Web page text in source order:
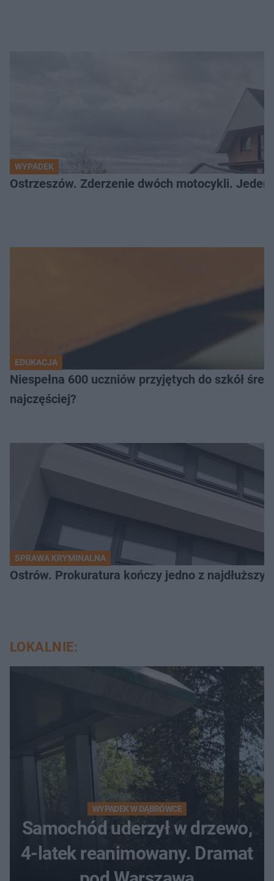
WYPADEK
Ostrzeszów. Zderzenie dwóch motocykli.
EDUKACJA
Niespełna 600 uczniów przyjętych do szkół
najczęściej?
SPRAWA KRYMINALNA
Ostrów. Prokuratura kończy jedno z
LOKALNIE:
WYPADEK W DĄBRÓWCE
Samochód uderzył w drzewo,
4-latek reanimowany. Dramat